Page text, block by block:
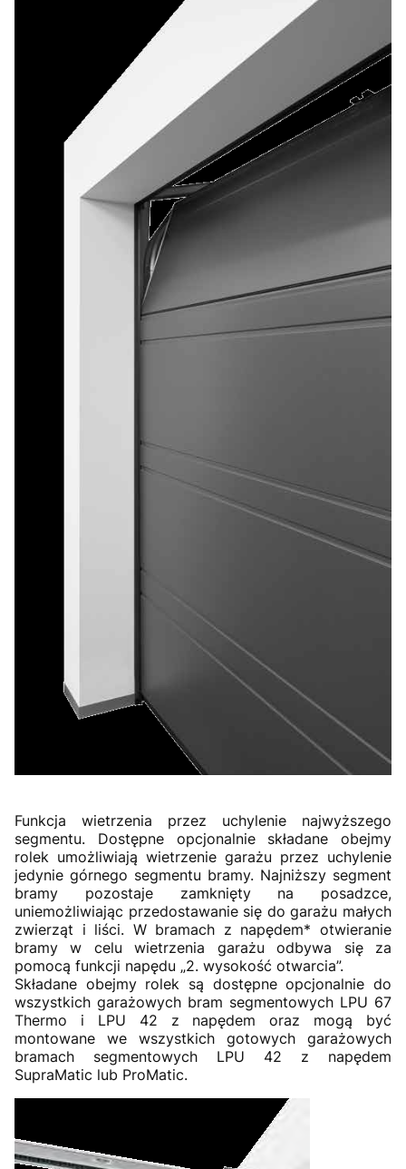
Funkcja wietrzenia przez uchylenie najwyższego
segmentu. Dostępne opcjonalnie składane obejmy
rolek umożliwiają wietrzenie garażu przez uchylenie
jedynie górnego segmentu bramy. Najniższy segment
bramy pozostaje zamknięty na posadzce,
uniemożliwiając przedostawanie się do garażu małych
zwierząt i liści. W bramach z napędem* otwieranie
bramy w celu wietrzenia garażu odbywa się za
pomocą funkcji napędu „2. wysokość otwarcia”.
Składane obejmy rolek są dostępne opcjonalnie do
wszystkich garażowych bram segmentowych LPU 67
Thermo i LPU 42 z napędem oraz mogą być
montowane we wszystkich gotowych garażowych
bramach segmentowych LPU 42 z napędem
SupraMatic lub ProMatic.